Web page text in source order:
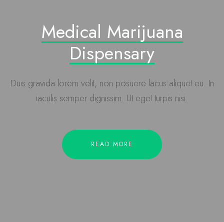
Medical Marijuana
Dispensary
Duis gravida lorem velit, non posuere lacus aliquet eu. In
iaculis semper dignissim. Ut eget turpis nisi.
READ MORE